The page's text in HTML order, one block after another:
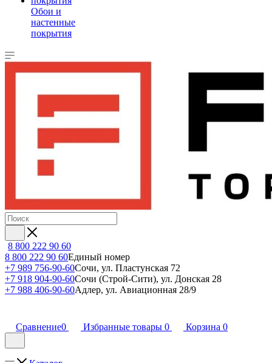
Обои и
настенные
покрытия
8 800 222 90 60
8 800 222 90 60Единый номер
+7 989 756-90-60Сочи, ул. Пластунская 72
+7 918 904-90-60Сочи (Строй-Сити), ул. Донская 28
+7 988 406-90-60Адлер, ул. Авиационная 28/9
Сравнение0 Избранные товары 0 Корзина 0